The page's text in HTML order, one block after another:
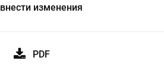
внести изменения
PDF